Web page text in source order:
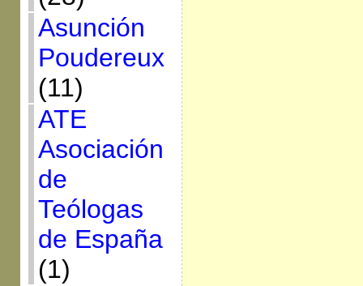
Asunción
Poudereux
(11)
ATE
Asociación
de
Teólogas
de España
(1)